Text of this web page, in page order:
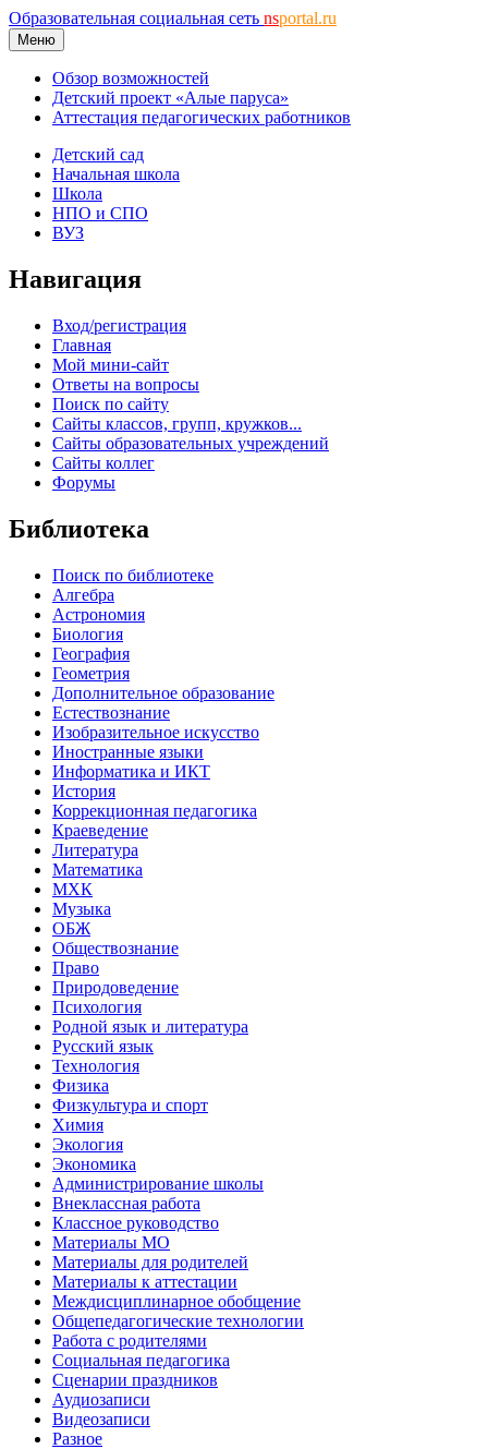
Образовательная социальная сеть nsportal.ru
Меню
Обзор возможностей
Детский проект «Алые паруса»
Аттестация педагогических работников
Детский сад
Начальная школа
Школа
НПО и СПО
ВУЗ
Навигация
Вход/регистрация
Главная
Мой мини-сайт
Ответы на вопросы
Поиск по сайту
Сайты классов, групп, кружков...
Сайты образовательных учреждений
Сайты коллег
Форумы
Библиотека
Поиск по библиотеке
Алгебра
Астрономия
Биология
География
Геометрия
Дополнительное образование
Естествознание
Изобразительное искусство
Иностранные языки
Информатика и ИКТ
История
Коррекционная педагогика
Краеведение
Литература
Математика
МХК
Музыка
ОБЖ
Обществознание
Право
Природоведение
Психология
Родной язык и литература
Русский язык
Технология
Физика
Физкультура и спорт
Химия
Экология
Экономика
Администрирование школы
Внеклассная работа
Классное руководство
Материалы МО
Материалы для родителей
Материалы к аттестации
Междисциплинарное обобщение
Общепедагогические технологии
Работа с родителями
Социальная педагогика
Сценарии праздников
Аудиозаписи
Видеозаписи
Разное